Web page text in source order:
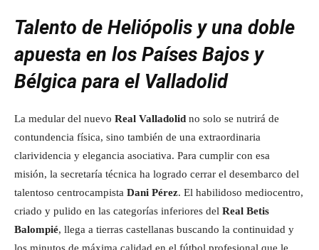
Talento de Heliópolis y una doble
apuesta en los Países Bajos y
Bélgica para el Valladolid
La medular del nuevo Real Valladolid no solo se nutrirá de
contundencia física, sino también de una extraordinaria
clarividencia y elegancia asociativa. Para cumplir con esa
misión, la secretaría técnica ha logrado cerrar el desembarco del
talentoso centrocampista Dani Pérez. El habilidoso mediocentro,
criado y pulido en las categorías inferiores del Real Betis
Balompié, llega a tierras castellanas buscando la continuidad y